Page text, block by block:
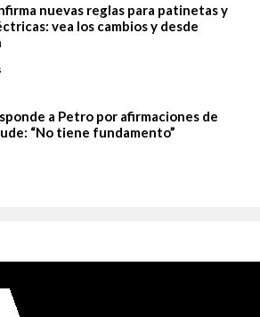
nuevas reglas para patinetas y
vea los cambios y desde
a Petro por afirmaciones de
“No tiene fundamento”